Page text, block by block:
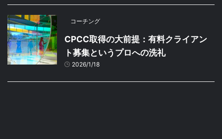
コーチング
CPCC取得の大前提：有料クライアン
ト募集というプロへの洗礼
2026/1/18